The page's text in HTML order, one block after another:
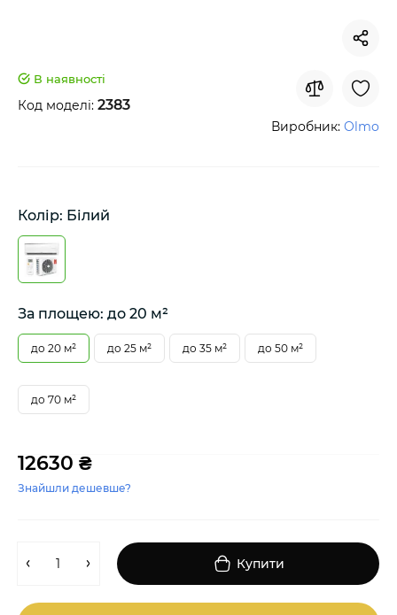
В наявності
Код моделі: 2383
Виробник: Olmo
Колір: Білий
За площею: до 20 м²
до 20 м² до 25 м² до 35 м² до 50 м²
до 70 м²
12630 ₴
Знайшли дешевше?
Купити